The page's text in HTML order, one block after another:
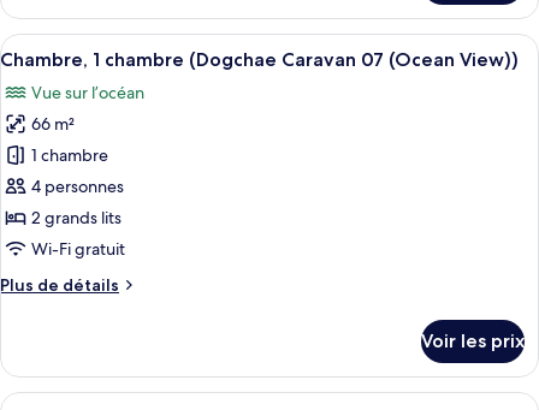
(Dogchae
Caravan
06
(Ocean
View))
le
type
de
Chambre,
chambre
(Dogchae
Caravan
06
(Ocean
View))
Afficher
toutes
les
photos
pour
ce
type
de
chambre :
Chambre,
(Dogchae
Une chambre avec un lit, un plafond
13
Chambre, 1 chambre (Dogchae Caravan 07 (Ocean View))
Vue sur l’océan
66 m²
1 chambre
4 personnes
2 grands lits
Wi-Fi gratuit
Plus de détails
Plus
le
type
Voir les prix
Une piscine située sous un espace